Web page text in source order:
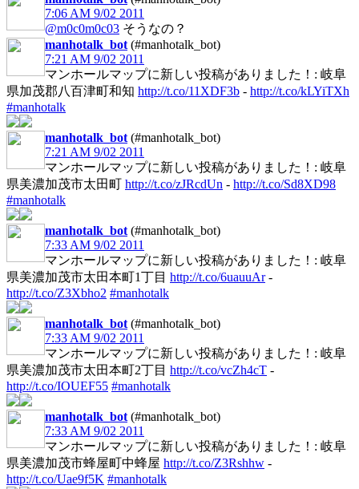
7:06 AM 9/02 2011
@m0c0m0c03 そうなの？
manhotalk_bot (#manhotalk_bot)
7:21 AM 9/02 2011
マンホールマップに新しい投稿がありました！: 岐阜
県加茂郡八百津町和知 http://t.co/11XDF3b - http://t.co/kLYiTXh
#manhotalk
manhotalk_bot (#manhotalk_bot)
7:21 AM 9/02 2011
マンホールマップに新しい投稿がありました！: 岐阜
県美濃加茂市太田町 http://t.co/zJRcdUn - http://t.co/Sd8XD98
#manhotalk
manhotalk_bot (#manhotalk_bot)
7:33 AM 9/02 2011
マンホールマップに新しい投稿がありました！: 岐阜
県美濃加茂市太田本町1丁目 http://t.co/6uauuAr-
http://t.co/Z3Xbho2 #manhotalk
manhotalk_bot (#manhotalk_bot)
7:33 AM 9/02 2011
マンホールマップに新しい投稿がありました！: 岐阜
県美濃加茂市太田本町2丁目 http://t.co/vcZh4cT -
http://t.co/IOUEF55 #manhotalk
manhotalk_bot (#manhotalk_bot)
7:33 AM 9/02 2011
マンホールマップに新しい投稿がありました！: 岐阜
県美濃加茂市蜂屋町中蜂屋 http://t.co/Z3Rshhw -
http://t.co/Uae9f5K #manhotalk